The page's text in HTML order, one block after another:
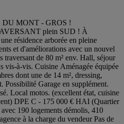
MONT - GROS !
plein SUD ! À
résidence arborée en pleine
et d'améliorations avec un nouvel
traversant de 80 m² env. Hall, séjour
vis-à-vis. Cuisine Aménagée équipée
dont une de 14 m², dressing,
Possibilité Garage en supplément.
Local motos. (excellent état, cuisine
DPE C - 175 000 € HAI (Quartier
190 logements démolis, 410
à la charge du vendeur Pas de